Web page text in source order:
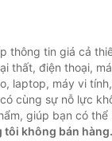
thông tin giá cả
thất, điện thoại,
laptop, máy vi
cùng sự nỗ lực
giúp bạn có thể
tôi không bán hàng.